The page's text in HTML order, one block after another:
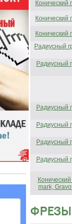
Конический
Конический
Конический
Радиусный
Радиусный
Радиусный
Радиусный
Радиусный
Радиусный
mark,
ФРЕЗЫ